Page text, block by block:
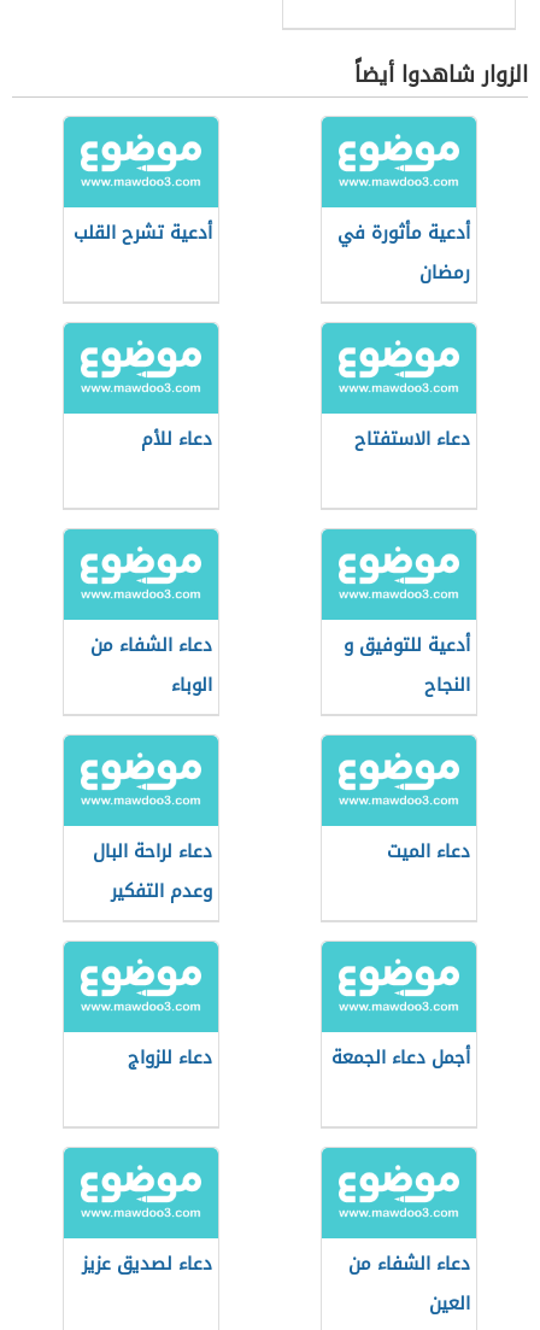
الزوار شاهدوا أيضاً
أدعية مأثورة في
رمضان
أدعية تشرح القلب
دعاء الاستفتاح دعاء للأم
أدعية للتوفيق و
النجاح
دعاء الشفاء من
الوباء
دعاء الميت
دعاء لراحة البال
وعدم التفكير
أجمل دعاء الجمعة دعاء للزواج
دعاء الشفاء من
العين
دعاء لصديق عزيز